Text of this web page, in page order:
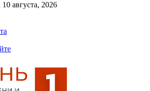
августа, 2026